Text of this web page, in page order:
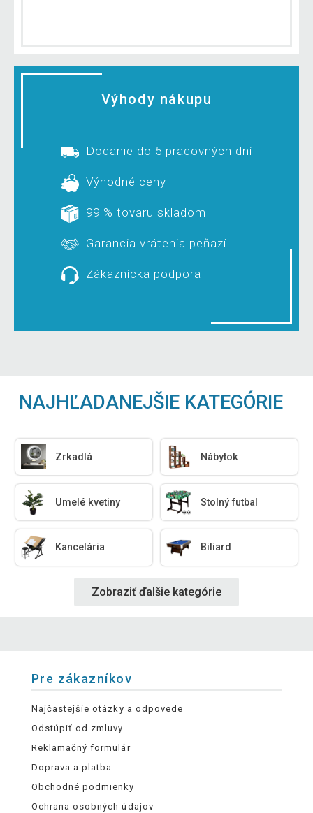
Výhody nákupu
Dodanie do 5 pracovných dní
Výhodné ceny
99 % tovaru skladom
Garancia vrátenia peňazí
Zákaznícka podpora
NAJHĽADANEJŠIE KATEGÓRIE
Zrkadlá Nábytok
Umelé kvetiny Stolný futbal
Kancelária Biliard
Zobraziť ďalšie kategórie
Pre zákazníkov
Najčastejšie otázky a odpovede
Odstúpiť od zmluvy
Reklamačný formulár
Doprava a platba
Obchodné podmienky
Ochrana osobných údajov